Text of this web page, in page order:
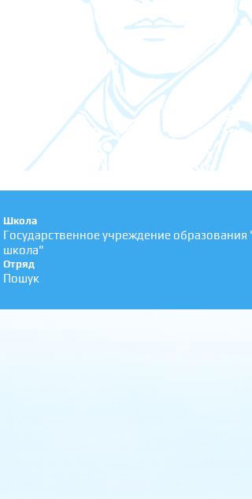
Школа
Государственное учреждение образования
школа"
Отряд
Пошук